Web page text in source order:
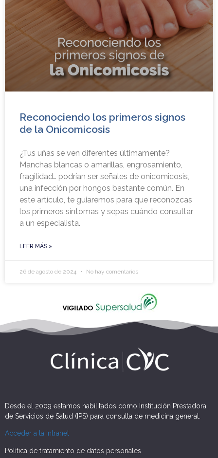
Reconociendo los primeros signos
de la Onicomicosis
¿Tus uñas se ven diferentes últimamente?
Manchas blancas o amarillas, engrosamiento,
fragilidad… podrían ser señales de onicomicosis,
una infección por hongos bastante común. En
este artículo, te guiaremos para que reconozcas
los primeros síntomas y sepas cuándo consultar
a un especialista.
LEER MÁS »
26 de agosto de 2024 No hay comentarios
Desde el 2009 estamos habilitados como Institución Prestadora
de Servicios de Salud (IPS) para consulta de medicina general.
Acceder a la intranet
Política de tratamiento de datos personales